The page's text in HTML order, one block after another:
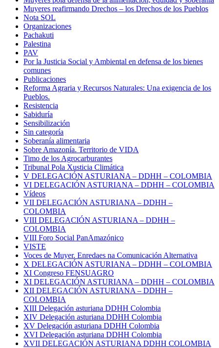
Muyeres reafirmando Drechos – los Drechos de los Pueblos
Nota SOL
Organizaciones
Pachakuti
Palestina
PAV
Por la Justicia Social y Ambiental en defensa de los bienes
comunes
Publicaciones
Reforma Agraria y Recursos Naturales: Una exigencia de los
Pueblos.
Resistencia
Sabiduría
Sensibilización
Sin categoría
Soberanía alimentaria
Sobre Amazonía. Territorio de VIDA
Timo de los Agrocarburantes
Tribunal Pola Xusticia Climática
V DELEGACIÓN ASTURIANA – DDHH – COLOMBIA
VI DELEGACIÓN ASTURIANA – DDHH – COLOMBIA
Vídeos
VII DELEGACIÓN ASTURIANA – DDHH –
COLOMBIA
VIII DELEGACIÓN ASTURIANA – DDHH –
COLOMBIA
VIII Foro Social PanAmazónico
VISTE
Voces de Muyer. Enredaes na Comunicación Alternativa
X DELEGACIÓN ASTURIANA – DDHH – COLOMBIA
XI Congreso FENSUAGRO
XI DELEGACIÓN ASTURIANA – DDHH – COLOMBIA
XII DELEGACIÓN ASTURIANA – DDHH –
COLOMBIA
XIII Delegación asturiana DDHH Colombia
XIV Delegación asturiana DDHH Colombia
XV Delegación asturiana DDHH Colombia
XVI Delegación asturiana DDHH Colombia
XVII DELEGACIÓN ASTURIANA DDHH COLOMBIA